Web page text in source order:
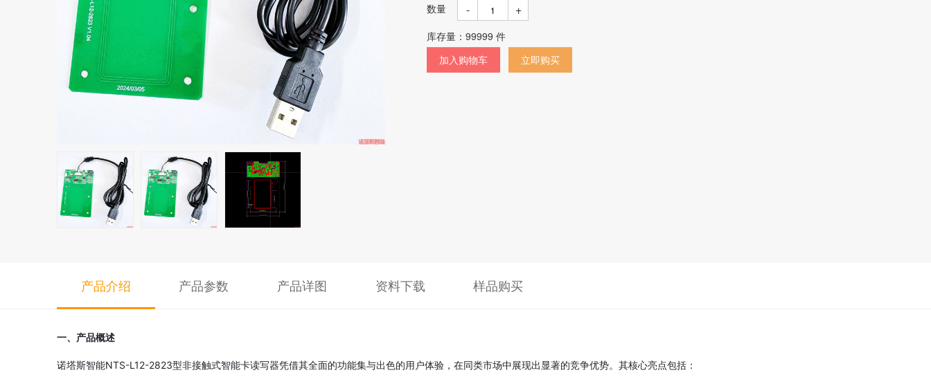
数量 - +
库存量：99999 件
加入购物车
立即购买
产品介绍 产品参数 产品详图 资料下载 样品购买
一、产品概述
诺塔斯智能NTS-L12-2823型非接触式智能卡读写器凭借其全面的功能集与出色的用户体验，在同类市场中展现出显著的竞争优势。其核心亮点包括：